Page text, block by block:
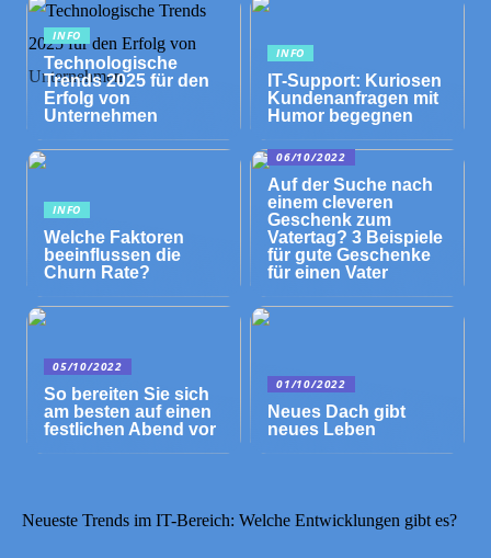
INFO
Technologische
Trends 2025 für den
Erfolg von
Unternehmen
INFO
IT-Support: Kuriosen
Kundenanfragen mit
Humor begegnen
INFO
Welche Faktoren
beeinflussen die
Churn Rate?
06/10/2022
Auf der Suche nach
einem cleveren
Geschenk zum
Vatertag? 3 Beispiele
für gute Geschenke
für einen Vater
05/10/2022
So bereiten Sie sich
am besten auf einen
festlichen Abend vor
01/10/2022
Neues Dach gibt
neues Leben
Neueste Trends im IT-Bereich: Welche Entwicklungen gibt es?